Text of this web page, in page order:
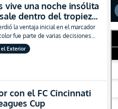
vive una noche insólita
dentro del tropiezo
en casa
la ventaja inicial en el marcador
fue parte de varias decisiones
el Exterior
con el FC Cincinnati
Cup